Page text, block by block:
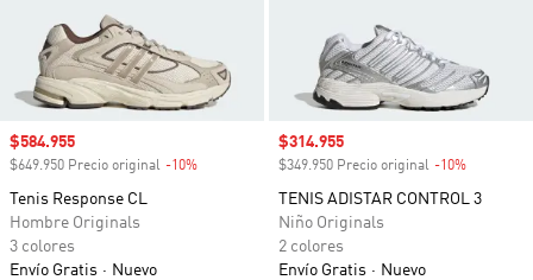
Precio de venta
$584.955
$649.950 Precio original -10%
Tenis Response CL
Hombre Originals
3 colores
Envío Gratis
Nuevo
Precio de venta
$314.955
$349.950 Precio original -10%
TENIS ADISTAR CONTROL 3
Niño Originals
2 colores
Envío Gratis
Nuevo